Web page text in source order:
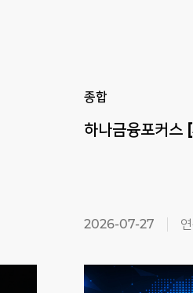
종합
하나금융포커스
2026-07-27